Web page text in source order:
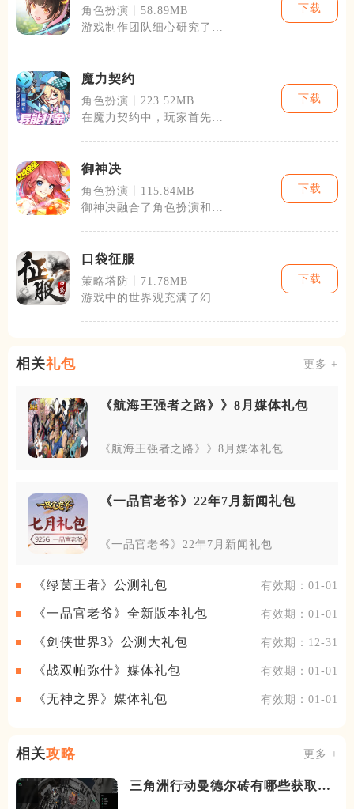
角色扮演丨58.89MB
游戏制作团队细心研究了原
下载
魔力契约
角色扮演丨223.52MB
在魔力契约中，玩家首先需
下载
御神决
角色扮演丨115.84MB
御神决融合了角色扮演和策
下载
口袋征服
策略塔防丨71.78MB
游戏中的世界观充满了幻想
下载
相关礼包 更多 +
《航海王强者之路》》8月媒体礼包
《航海王强者之路》》8月媒体礼包
《一品官老爷》22年7月新闻礼包
《一品官老爷》22年7月新闻礼包
《绿茵王者》公测礼包 有效期：01-01
《一品官老爷》全新版本礼包 有效期：01-01
《剑侠世界3》公测大礼包 有效期：12-31
《战双帕弥什》媒体礼包 有效期：01-01
《无神之界》媒体礼包 有效期：01-01
相关攻略 更多 +
三角洲行动曼德尔砖有哪些获取方